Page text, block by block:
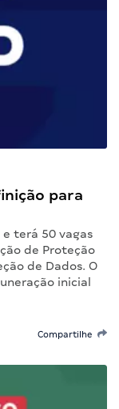
para
e terá 50 vagas
de Proteção
de Dados. O
inicial
Compartilhe